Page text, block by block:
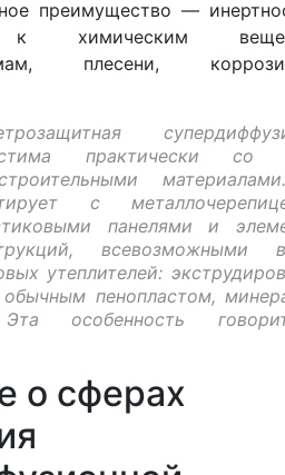
преимущество —
к химическим
плесени,
практически со
с
панелями и
всевозможными
утеплителей:
пенопластом,
особенность
о сферах